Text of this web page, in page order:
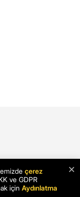
×
çerez
ve GDPR
için Aydınlatma